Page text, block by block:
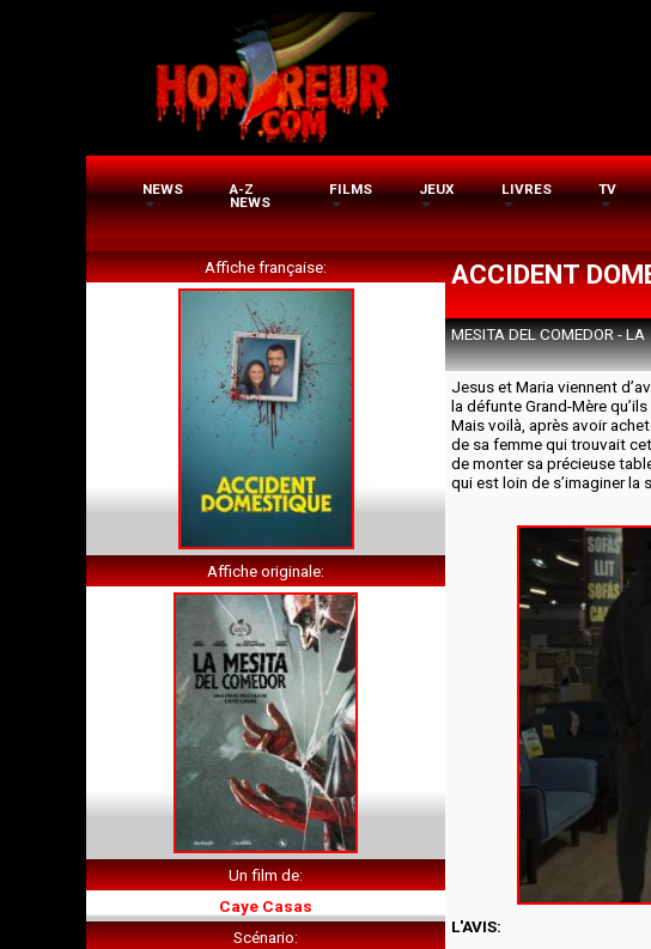
NEWS A-Z
NEWS
FILMS JEUX LIVRES TV
Affiche française
Affiche originale
Un film de
Caye Casas
Scénario
ACCIDENT
MESITA DEL COMEDOR - LA
Jesus et Maria viennent
la défunte Grand-Mère
Mais voilà, après avoir
de sa femme qui trouvait
de monter sa précieuse
qui est loin de s’imaginer la
L'AVIS: